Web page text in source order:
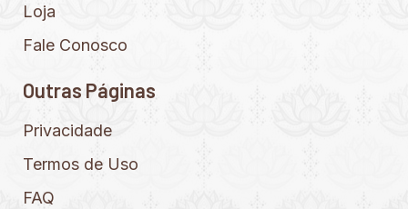
Loja
Fale Conosco
Outras Páginas
Privacidade
Termos de Uso
FAQ